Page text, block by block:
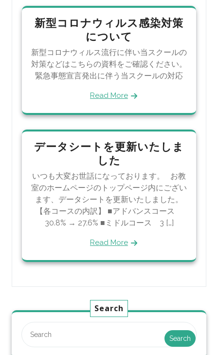
新型コロナウィルス感染対策
について
新型コロナウィルス流行に伴い当スクールの
対策などはこちらの資料をご確認ください。
緊急事態宣言発出に伴う当スクールの対応
Read More
データシートを更新いたしま
した
いつも大変お世話になっております。 お教
室のホームページのトップページ内にござい
ます、データシートを更新いたしました。
【各コースの内訳】 ■アドバンスコース
30.8% → 27.6% ■ミドルコース 3 […]
Read More
Search
Search